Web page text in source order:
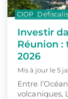
Investir
Réunion :
2026
Mis à jour le 5
Entre
volcaniques,
CIOP